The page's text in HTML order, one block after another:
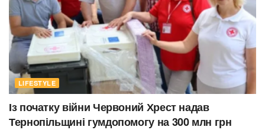
LIFESTYLE
Із початку війни Червоний Хрест надав
Тернопільщині гумдопомогу на 300 млн грн